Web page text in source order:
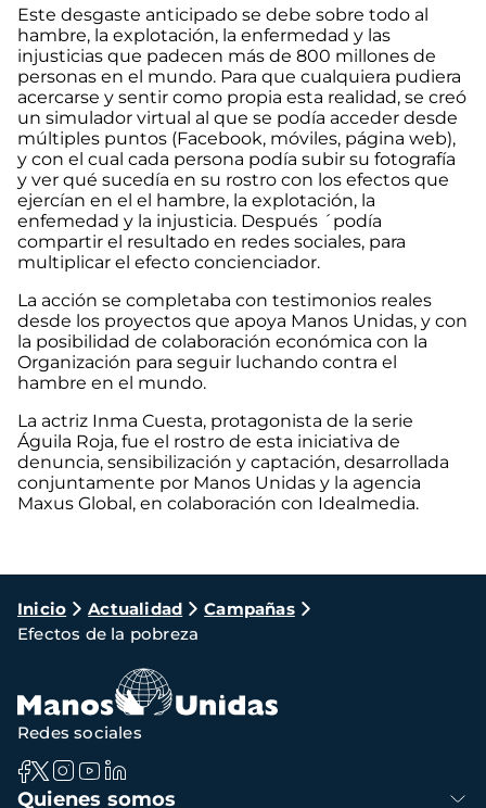
Este desgaste anticipado se debe sobre todo al
hambre, la explotación, la enfermedad y las
injusticias que padecen más de 800 millones de
personas en el mundo. Para que cualquiera pudiera
acercarse y sentir como propia esta realidad, se creó
un simulador virtual al que se podía acceder desde
múltiples puntos (Facebook, móviles, página web),
y con el cual cada persona podía subir su fotografía
y ver qué sucedía en su rostro con los efectos que
ejercían en el el hambre, la explotación, la
enfemedad y la injusticia. Después ´podía
compartir el resultado en redes sociales, para
multiplicar el efecto concienciador.
La acción se completaba con testimonios reales
desde los proyectos que apoya Manos Unidas, y con
la posibilidad de colaboración económica con la
Organización para seguir luchando contra el
hambre en el mundo.
La actriz Inma Cuesta, protagonista de la serie
Águila Roja, fue el rostro de esta iniciativa de
denuncia, sensibilización y captación, desarrollada
conjuntamente por Manos Unidas y la agencia
Maxus Global, en colaboración con Idealmedia.
Ruta
de
navegación
Inicio Actualidad
Campañas
Efectos de la pobreza
Navegación
Quienes somos
Redes sociales